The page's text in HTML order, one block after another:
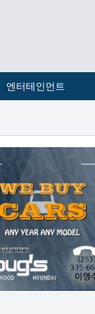
엔터테인먼트